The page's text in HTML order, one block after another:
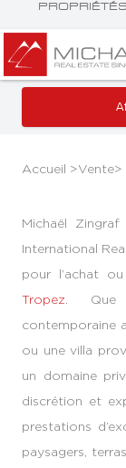
Accueil >Vente>
Michaël
International
pour l’achat
Tropez . Que
contemporaine
ou une villa
un domaine
discrétion et
prestations
paysagers,